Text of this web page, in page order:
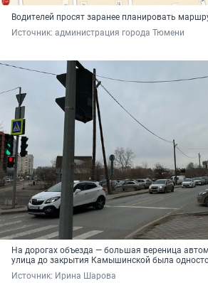
Водителей просят заранее планировать
Источник: администрация города Тюмени
На дорогах объезда — большая вереница
улица до закрытия Камышинской была
Источник: Ирина Шарова